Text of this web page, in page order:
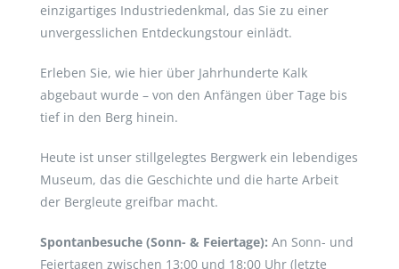
einzigartiges Industriedenkmal, das Sie zu einer
unvergesslichen Entdeckungstour einlädt.
Erleben Sie, wie hier über Jahrhunderte Kalk
abgebaut wurde – von den Anfängen über Tage bis
tief in den Berg hinein.
Heute ist unser stillgelegtes Bergwerk ein lebendiges
Museum, das die Geschichte und die harte Arbeit
der Bergleute greifbar macht.
Spontanbesuche (Sonn- & Feiertage): An Sonn- und
Feiertagen zwischen 13:00 und 18:00 Uhr (letzte